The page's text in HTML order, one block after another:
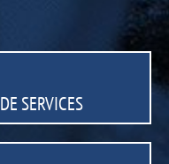
DE SERVICES